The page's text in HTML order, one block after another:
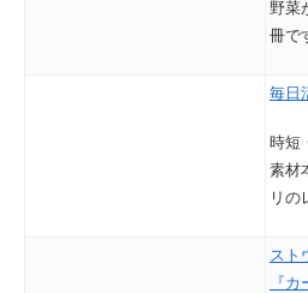
野菜
冊で
毎日
時短
素材
リの
スト
『